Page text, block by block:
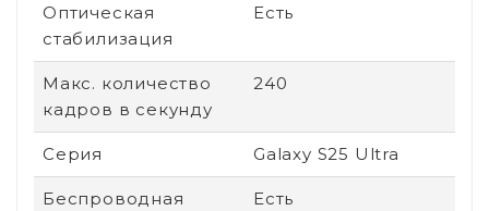
Оптическая
стабилизация
Есть
Макс. количество
кадров в секунду
240
Серия Galaxy S25 Ultra
Беспроводная
Есть